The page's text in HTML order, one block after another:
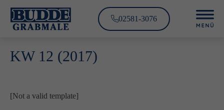
02581-3076
KW 12 (2017)
[Not a valid template]